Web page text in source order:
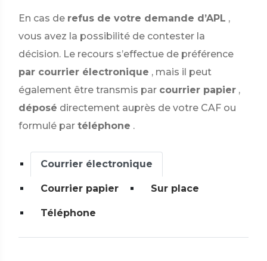
En cas de refus de votre demande d’APL ,
vous avez la possibilité de contester la
décision. Le recours s’effectue de préférence
par courrier électronique , mais il peut
également être transmis par courrier papier ,
déposé directement auprès de votre CAF ou
formulé par téléphone .
Courrier électronique
Courrier papier Sur place
Téléphone